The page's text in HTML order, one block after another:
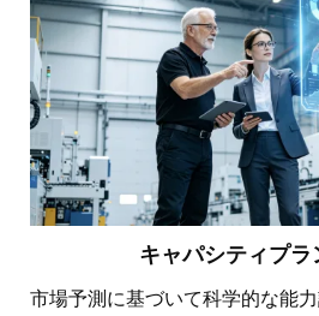
キャパシティプラ
市場予測に基づいて科学的な能